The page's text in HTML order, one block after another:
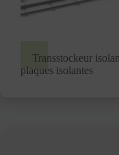
Transstockeur
plaques isolantes